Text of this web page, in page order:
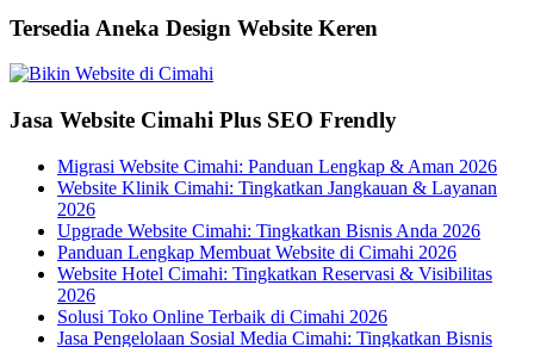
Tersedia Aneka Design Website Keren
Jasa Website Cimahi Plus SEO Frendly
Migrasi Website Cimahi: Panduan Lengkap & Aman 2026
Website Klinik Cimahi: Tingkatkan Jangkauan & Layanan
2026
Upgrade Website Cimahi: Tingkatkan Bisnis Anda 2026
Panduan Lengkap Membuat Website di Cimahi 2026
Website Hotel Cimahi: Tingkatkan Reservasi & Visibilitas
2026
Solusi Toko Online Terbaik di Cimahi 2026
Jasa Pengelolaan Sosial Media Cimahi: Tingkatkan Bisnis